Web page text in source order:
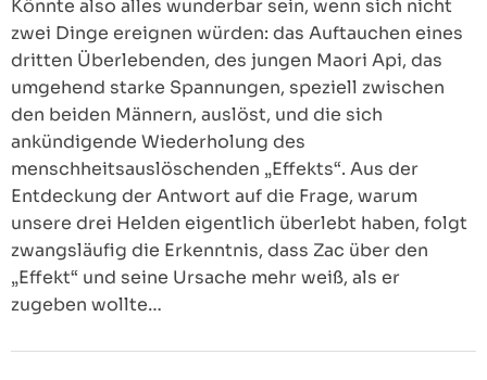
Könnte also alles wunderbar sein, wenn sich nicht
zwei Dinge ereignen würden: das Auftauchen eines
dritten Überlebenden, des jungen Maori Api, das
umgehend starke Spannungen, speziell zwischen
den beiden Männern, auslöst, und die sich
ankündigende Wiederholung des
menschheitsauslöschenden „Effekts“. Aus der
Entdeckung der Antwort auf die Frage, warum
unsere drei Helden eigentlich überlebt haben, folgt
zwangsläufig die Erkenntnis, dass Zac über den
„Effekt“ und seine Ursache mehr weiß, als er
zugeben wollte…